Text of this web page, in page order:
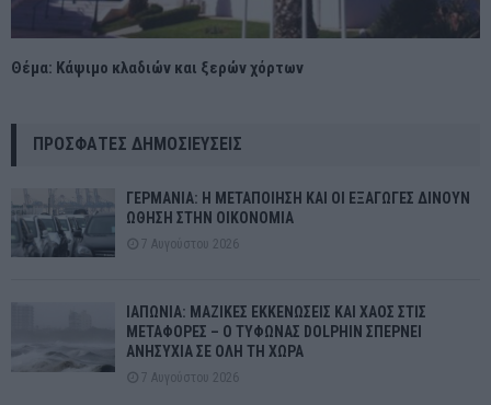
Θέμα: Κάψιμο κλαδιών και ξερών χόρτων
ΠΡΌΣΦΑΤΕΣ ΔΗΜΟΣΙΕΎΣΕΙΣ
ΓΕΡΜΑΝΙΑ: Η ΜΕΤΑΠΟΙΗΣΗ ΚΑΙ ΟΙ ΕΞΑΓΩΓΕΣ ΔΙΝΟΥΝ
ΩΘΗΣΗ ΣΤΗΝ ΟΙΚΟΝΟΜΙΑ
7 Αυγούστου 2026
ΙΑΠΩΝΙΑ: ΜΑΖΙΚΕΣ ΕΚΚΕΝΩΣΕΙΣ ΚΑΙ ΧΑΟΣ ΣΤΙΣ
ΜΕΤΑΦΟΡΕΣ – Ο ΤΥΦΩΝΑΣ DOLPHIN ΣΠΕΡΝΕΙ
ΑΝΗΣΥΧΙΑ ΣΕ ΟΛΗ ΤΗ ΧΩΡΑ
7 Αυγούστου 2026